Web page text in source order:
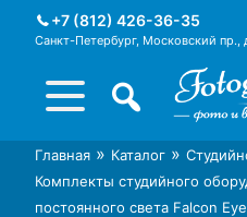
+7 (812) 426-36-35
Санкт-Петербург, Московский пр.,
Foto-
Главная » Каталог »
Комплекты студийного
постоянного света Falcon